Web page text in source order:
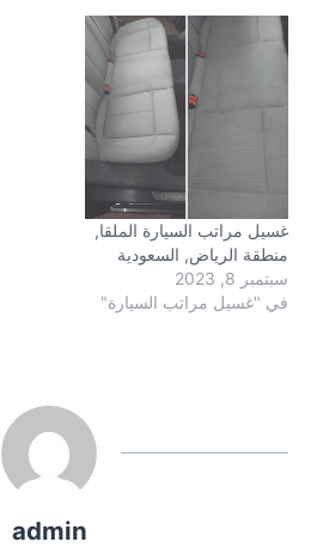
غسيل مراتب السيارة الملقا,
منطقة الرياض, السعودية
سبتمبر 8, 2023
في "غسيل مراتب السيارة"
admin